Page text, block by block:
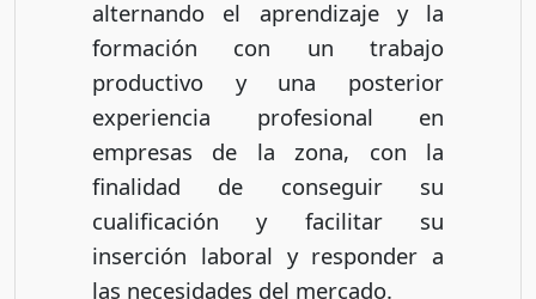
alternando el aprendizaje y la
formación con un trabajo
productivo y una posterior
experiencia profesional en
empresas de la zona, con la
finalidad de conseguir su
cualificación y facilitar su
inserción laboral y responder a
las necesidades del mercado.